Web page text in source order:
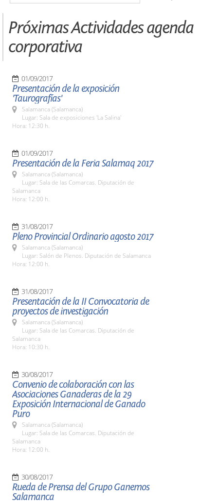
Próximas Actividades agenda
corporativa
01/09/2017
Presentación de la exposición
'Taurografías'
Salamanca (Salamanca)
Lugar: Sala de exposiciones 'La Salina'
Hora: 12:30 h.
01/09/2017
Presentación de la Feria Salamaq 2017
Salamanca (Salamanca)
Lugar: Sala de las Comarcas. Diputación de
Salamanca
Hora: 12:00 h.
31/08/2017
Pleno Provincial Ordinario agosto 2017
Salamanca (Salamanca)
Lugar: Salón de Plenos. Diputación de Salamanca
Hora: 12:00 h.
31/08/2017
Presentación de la II Convocatoria de
proyectos de investigación
Salamanca (Salamanca)
Lugar: Sala de las Comarcas. Diputación de
Salamanca
Hora: 10:30 h.
30/08/2017
Convenio de colaboración con las
Asociaciones Ganaderas de la 29
Exposición Internacional de Ganado
Puro
Salamanca (Salamanca)
Lugar: Sala de las Comarcas. Diputación de
Salamanca
Hora: 12:00 h.
30/08/2017
Rueda de Prensa del Grupo Ganemos
Salamanca